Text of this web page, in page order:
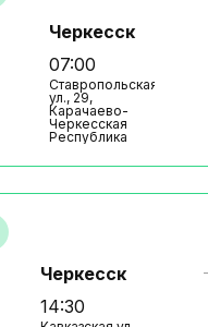
Черкесск
07:00
Ставропольская
ул., 29,
Карачаево-
Черкесская
Республика
Черкесск
14:30